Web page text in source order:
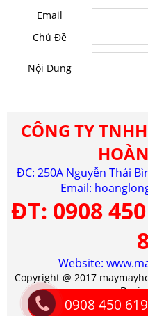
Email
Chủ Đề
Nội Dung
CÔNG TY
ĐC: 250A Nguyễn Thái
Email:
ĐT: 0908
Website:
Copyright @ 2017
0908 450 619